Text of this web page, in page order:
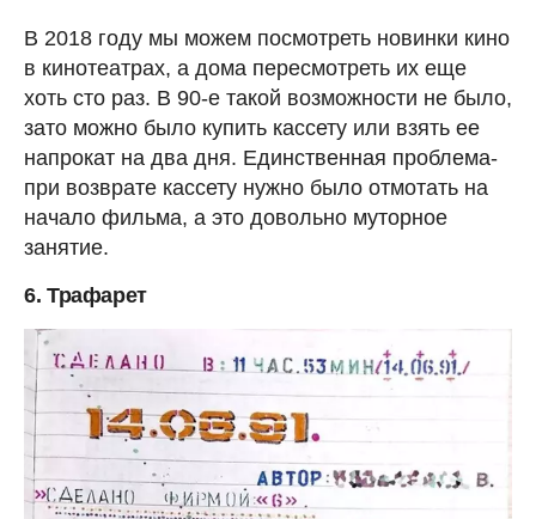
В 2018 году мы можем посмотреть новинки кино
в кинотеатрах, а дома пересмотреть их еще
хоть сто раз. В 90-е такой возможности не было,
зато можно было купить кассету или взять ее
напрокат на два дня. Единственная проблема-
при возврате кассету нужно было отмотать на
начало фильма, а это довольно муторное
занятие.
6. Трафарет